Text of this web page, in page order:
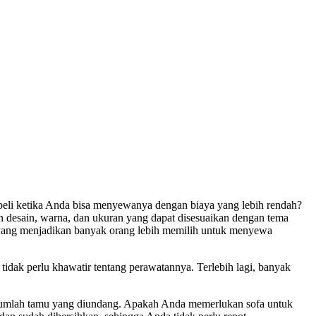
ketika Anda bisa menyewanya dengan biaya yang lebih rendah?
warna, dan ukuran yang dapat disesuaikan dengan tema
menjadikan banyak orang lebih memilih untuk menyewa
perlu khawatir tentang perawatannya. Terlebih lagi, banyak
tamu yang diundang. Apakah Anda memerlukan sofa untuk